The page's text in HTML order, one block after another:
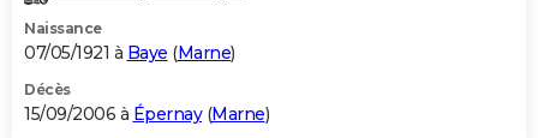
Naissance
07/05/1921 à Baye (Marne)
Décès
15/09/2006 à Épernay(Marne)